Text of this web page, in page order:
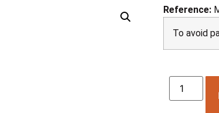
Reference:
To avoid